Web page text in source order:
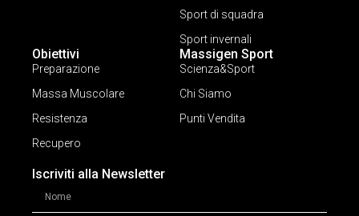
Sport di squadra
Sport invernali
Obiettivi
Preparazione
Massa Muscolare
Resistenza
Recupero
Massigen Sport
Scienza&Sport
Chi Siamo
Punti Vendita
Iscriviti alla Newsletter